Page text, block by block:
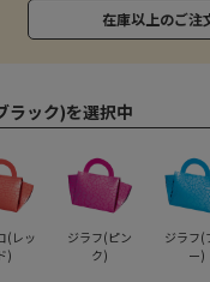
在庫以上のご注
ラック)を選択中
(レッ
ド)
ジラフ(ピン
ク)
ジラフ(
ー)